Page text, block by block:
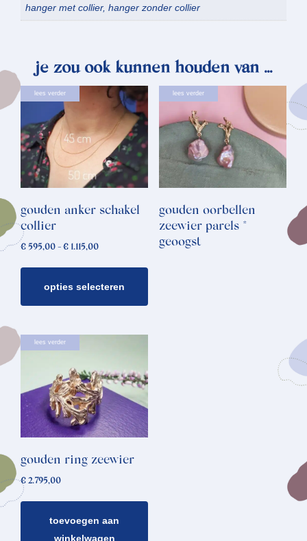
hanger met collier, hanger zonder collier
je zou ook kunnen houden van …
lees verder
gouden anker schakel
collier
€ 595,00 - € 1.115,00Prijsklasse:
€ 1.115,00
opties selecteren
heeft
meerdere
variaties.
Deze
kan
gekozen
worden
op
productpagina
lees verder
gouden oorbellen
zeewier parels *
geoogst
lees verder
gouden ring zeewier
€ 2.795,00
toevoegen aan
winkelwagen